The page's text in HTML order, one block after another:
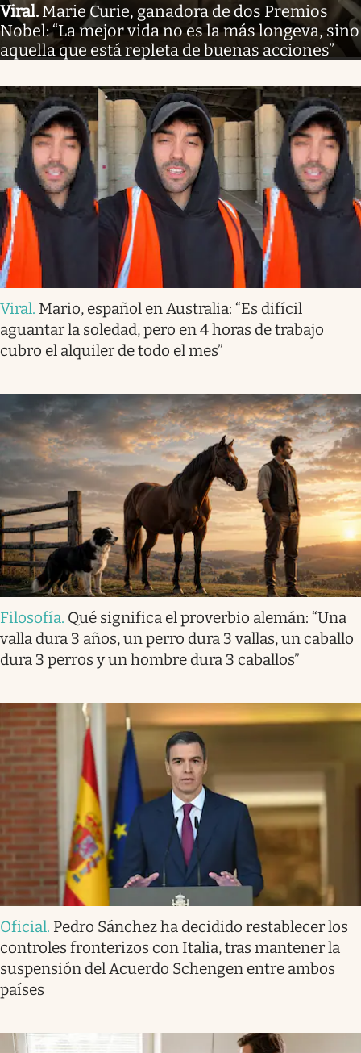
Viral. Marie Curie, ganadora de dos Premios
Nobel: “La mejor vida no es la más longeva, sino
aquella que está repleta de buenas acciones”
Viral. Mario, español en Australia: “Es difícil
aguantar la soledad, pero en 4 horas de trabajo
cubro el alquiler de todo el mes”
Filosofía. Qué significa el proverbio alemán: “Una
valla dura 3 años, un perro dura 3 vallas, un caballo
dura 3 perros y un hombre dura 3 caballos”
Oficial. Pedro Sánchez ha decidido restablecer los
controles fronterizos con Italia, tras mantener la
suspensión del Acuerdo Schengen entre ambos
países